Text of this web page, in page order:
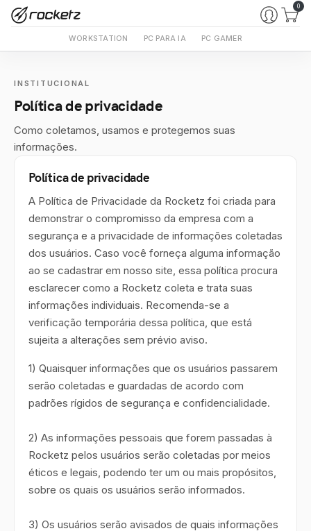
WORKSTATION PC PARA IA PC GAMER
0
INSTITUCIONAL
Política de privacidade
Como coletamos, usamos e protegemos suas
informações.
Política de privacidade
A Política de Privacidade da Rocketz foi criada para
demonstrar o compromisso da empresa com a
segurança e a privacidade de informações coletadas
dos usuários. Caso você forneça alguma informação
ao se cadastrar em nosso site, essa política procura
esclarecer como a Rocketz coleta e trata suas
informações individuais. Recomenda-se a
verificação temporária dessa política, que está
sujeita a alterações sem prévio aviso.
1) Quaisquer informações que os usuários passarem
serão coletadas e guardadas de acordo com
padrões rígidos de segurança e confidencialidade.
2) As informações pessoais que forem passadas à
Rocketz pelos usuários serão coletadas por meios
éticos e legais, podendo ter um ou mais propósitos,
sobre os quais os usuários serão informados.
3) Os usuários serão avisados de quais informações